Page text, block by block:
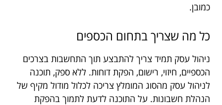
כמובן.
כל מה שצריך בתחום הכספים
ניהול עסק תמיד צריך להתבצע תוך התחשבות בצרכים
הכספיים, חיזוי, רישום, הפקת דוחות. ללא ספק, תוכנה
לניהול עסק מהסוג המומלץ צריכה לכלול מודול מקיף של
הנהלת חשבונות. על התוכנה לדעת לתמוך בהפקת